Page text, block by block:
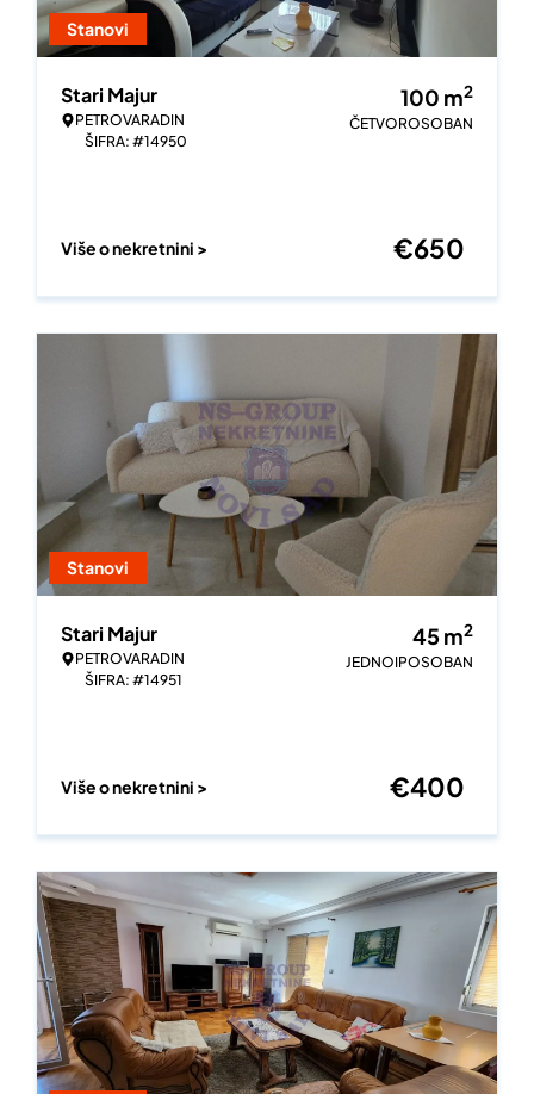
Stanovi
Stari Majur
PETROVARADIN
ŠIFRA: #14950
100 m2
ČETVOROSOBAN
Više o nekretnini > €650
Stanovi
Stari Majur
PETROVARADIN
ŠIFRA: #14951
45m2
JEDNOIPOSOBAN
Više o nekretnini > €400